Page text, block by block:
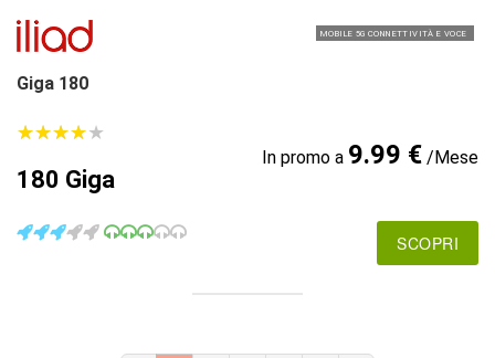
MOBILE 5G CONNETTIVITÀ E VOCE
Giga 180
★★★★★
★★★★★
180 Giga
In promo a 9.99 €/Mese
SCOPRI